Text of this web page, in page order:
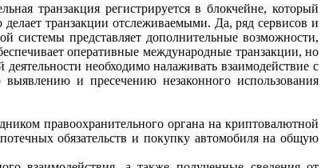
транзакция регистрируется в блокчейне, который
делает транзакции отслеживаемыми. Да, рядсервисов и
системы представляет дополнительные возможности,
оперативные международные транзакции, но
деятельности необходимо налаживать взаимодействие с
выявлению и пресечению незаконногоиспользования
правоохранительного органа на криптовалютной
обязательств и покупку автомобиля на общую